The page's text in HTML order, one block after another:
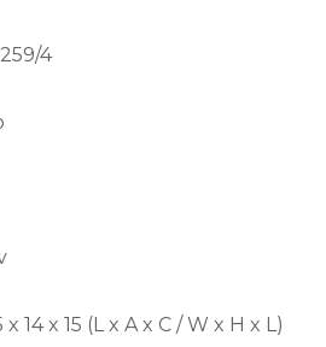
4
x 14 x 15 (L x A x C / W x H x L)